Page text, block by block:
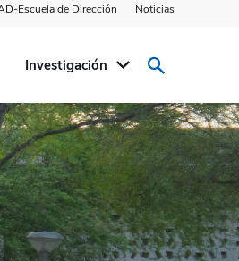
Escuela de Dirección Noticias
Investigación